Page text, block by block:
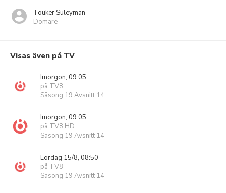
Touker Suleyman
Domare
Visas även på TV
Imorgon, 09:05
på TV8
Säsong 19 Avsnitt 14
Imorgon, 09:05
på TV8 HD
Säsong 19 Avsnitt 14
Lördag 15/8, 08:50
på TV8
Säsong 19 Avsnitt 14